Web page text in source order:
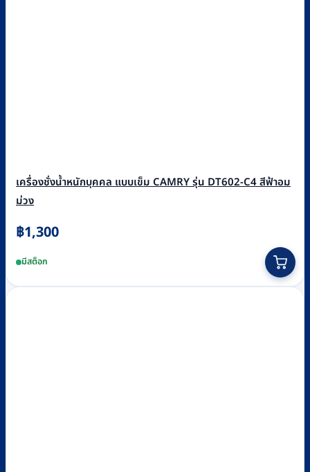
เครื่องชั่งน้ำหนักบุคคล แบบเข็ม CAMRY รุ่น DT602-C4 สีฟ้าอม
ม่วง
฿1,300
มีสต็อก